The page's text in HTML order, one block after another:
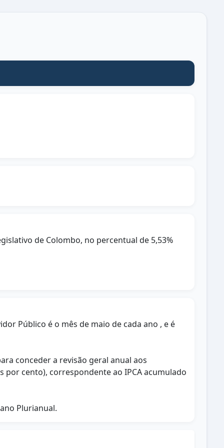
de Colombo, no percentual de 5,53%
Público é o mês de maio de cada ano , e é
conceder a revisão geral anual aos
cento), correspondente ao IPCA acumulado
Plurianual.